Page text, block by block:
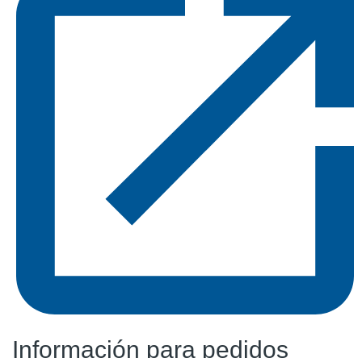
Información para pedidos